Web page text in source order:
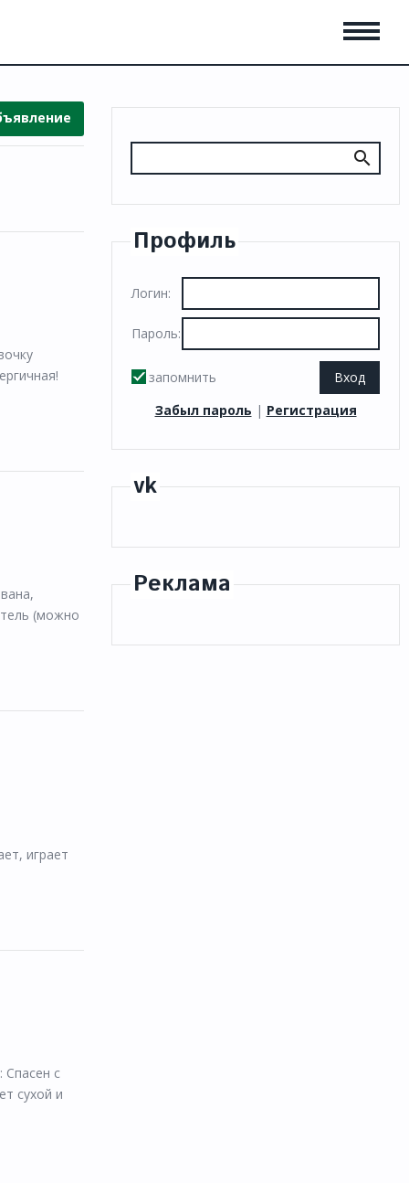
(можно
играет
Спасен с
сухой и
Профиль
Логин:
Пароль:
запомнить
Забыл пароль | Регистрация
vk
Реклама